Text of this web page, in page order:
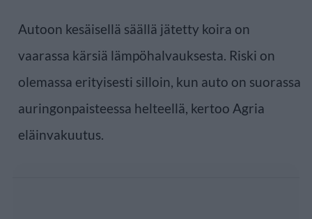
Autoon kesäisellä säällä jätetty koira on
vaarassa kärsiä lämpöhalvauksesta. Riski on
olemassa erityisesti silloin, kun auto on suorassa
auringonpaisteessa helteellä, kertoo Agria
eläinvakuutus.